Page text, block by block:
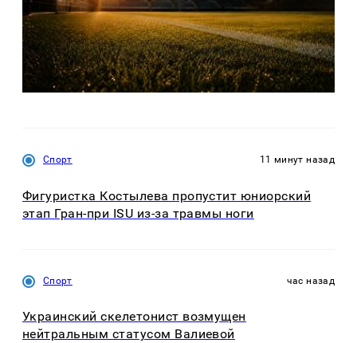
Спорт 11 минут назад
Фигуристка Костылева пропустит юниорский
этап Гран-при ISU из-за травмы ноги
Спорт час назад
Украинский скелетонист возмущен
нейтральным статусом Валиевой